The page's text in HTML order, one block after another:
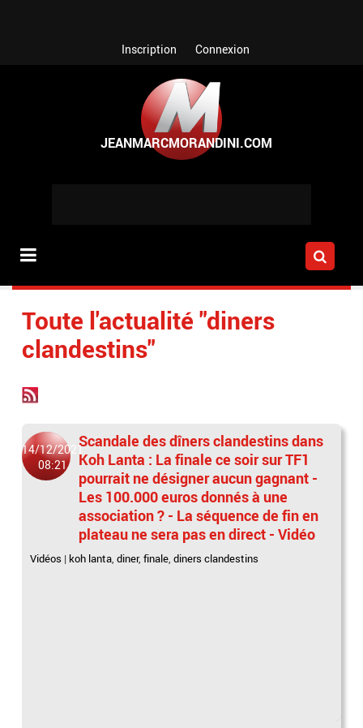
Inscription Connexion
Toute l'actualité "diners
clandestins"
14/12/2021
08:21
Scandale des dîners clandestins dans
Koh Lanta : La finale ce soir sur TF1
pourrait ne désigner aucun gagnant -
Les 100.000 euros donnés à une
association ? - La séquence de fin en
plateau ne sera pas en direct - Vidéo
Vidéos | koh lanta,diner,finale,diners clandestins